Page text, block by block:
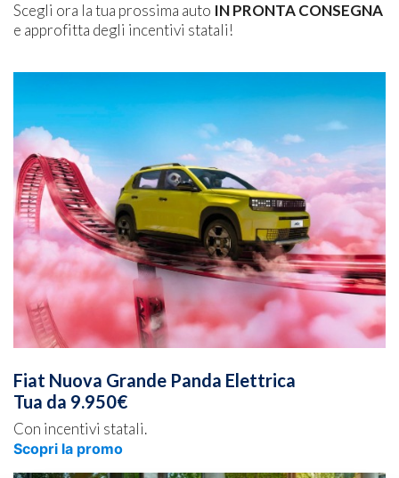
Scegli ora la tua prossima auto IN PRONTA CONSEGNA
e approfitta degli incentivi statali!
Fiat Nuova Grande Panda Elettrica
Tua da 9.950€
Con incentivi statali.
Scopri la promo